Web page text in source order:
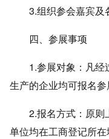
3.组织参会嘉宾及
四、参展事项
1.参展对象：凡经
生产的企业均可报名参
2.报名方式：原则
单位均在工商登记所